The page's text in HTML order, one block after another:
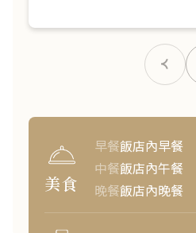
美食
早餐飯店內早餐
中餐飯店內午餐
晚餐飯店內晚餐